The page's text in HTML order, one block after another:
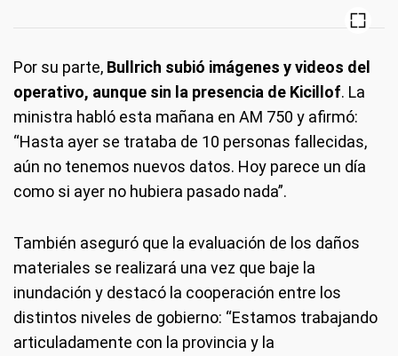
Por su parte, Bullrich subió imágenes y videos del
operativo, aunque sin la presencia de Kicillof. La
ministra habló esta mañana en AM 750 y afirmó:
“Hasta ayer se trataba de 10 personas fallecidas,
aún no tenemos nuevos datos. Hoy parece un día
como si ayer no hubiera pasado nada”.
También aseguró que la evaluación de los daños
materiales se realizará una vez que baje la
inundación y destacó la cooperación entre los
distintos niveles de gobierno: “Estamos trabajando
articuladamente con la provincia y la